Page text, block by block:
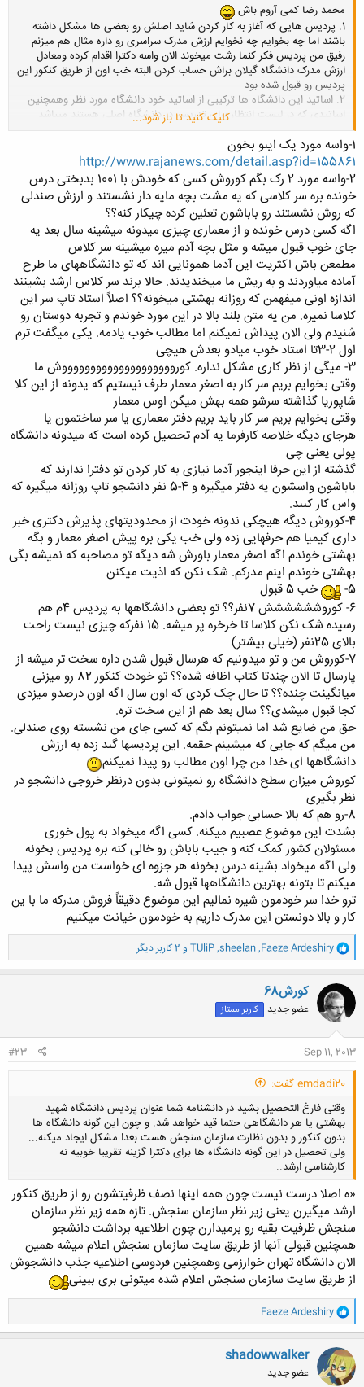
محمد رضا کمی آروم باش
1. پردیس هایی که آغاز به کار کردن شاید اصلش رو بعضی ها مشکل داشته
باشند اما چه بخوایم چه نخوایم ارزش مدرک سراسری رو داره مثال هم میزنم
رفیق من پردیس فکر کنما رشت میخوند الان واسه دکترا اقدام کرده ومعادل
ارزش مدرک دانشگاه گیلان براش حساب کردن البته خب اون از طریق کنکور این
پردیس رو قبول شده بود
2. اساتید این دانشگاه ها ترکیبی از اساتید خود دانشگاه مورد نظر وهمچنین
اساتیدی که در لیست انتظار برای تدریس در دانشگاه اصلی هستند میباشد
یعنی حتی این اساتید هم ارزش بالایی دارند که تو لیست انتظار دانشگاه
هستند
3. ارزش این پردیس ها از آزاد از پیام نور از غیر انتفاعی بالاتره اما خب تو
جامعه ما کمی از روزانه وشبانه به خاطر اسم پردیسش پایین تره اما از نظر
کاری اصلا مشکلی نداره
4. کی گفته واسه نظام مهندسی ودکترا به مشکل میخورند؟ بابا از هر جایی
مدرک بگیری واسه دکترا مهم نیست دکترا شما باید مقاله نویسی مسابقات بین
المللی وسابقه کاری خوبی داشته باشی تا تو مصاحبه نمره خوبی بیاری پس
ربطی به مدرکتون نداره. نظام مهندسی هم اصلا به مدرک نگاه نمیکنه میگه باید
امتحان بدین تمام
5. اگر بدون کنکور وارد این دانشگاه ها میشیند باید بدونید که باید در عرض 6
ماه مدرک زبان بگیریند معدل زیر 15 نباید بشه وکلی مطلب دیگه در صورت عدم
رعایت هریک از موارد فوق شما اخراجید
6.بدون کنکور که والا فکر کنم 15 نفر میگیره که با توجه به اینکه علنی میگن
سهمیه بسیج ورزمندگان وکارمندان دولتی نصف این 15 نف رهست پس میمونه
که بابا 7 نفرم سخته شدن آسون نیست
7. پاین اومدن ارزش مدارک سراسری ربطی به پردیس ها نداره نه اینکه بچهه
ای که میرند دانشگاه تهران محمد رضا خیلی باهوش بودند؟ ندیدی مگه
چجوری ایکسی وآزمون تئوری چقدر حق خوری شد وچقدر آدم با نامردی رفت
دانشگاه های خوب تهران حق من و توهم ضایع شد پس ارزش مدرک سراسری
رو دانشجو های درپیتی که دارند مرند پایین آرودن(البته منظورم با همشون
نیستا سو تفاهم نشه) پس چرا ما نامه اعتراضی نوشتیم واسه سنجش به خاطر
همین حق خوری ها بود دیگه
8. یه چیزم بگم محمدرضا حسابی من رو بزنی
متاسفانه اسم پردیس هم تو
مدرک ها نمیخوره این رو میگن تا صدای دانشجوهای سراسری روزانه وشبانه در
نیاد واسه همینم هست محل دانشگاه فرق میکنه
کلیک کنید تا باز شود...
1-واسه مورد یک اینو بخون
http://www.rajanews.com/detail.asp?id=155861
2-واسه مورد 2 رک بگم کوروش کسی که خودش با 1001 بدبختی درس
خونده بره سر کلاسی که یه مشت بچه مایه دار نشستند و ارزش صندلی
که روش نشستند رو باباشون تعئین کرده چیکار کنه؟؟
اگه کسی درس خونده و از معماری چیزی میدونه میشینه سال بعد یه
جای خوب قبول میشه و مثل بچه آدم میره میشینه سر کلاس
مطمعن باش اکثریت این آدما همونایی اند که تو دانشگاههای ما طرح
آماده میاوردند و به ریش ما میخندیدند. حالا برند سر کلاس ارشد بشینند
اندازه اونی میفهمن که روزانه بهشتی میخونه؟؟ اصلاً استاد تاپ سر این
کلاسا نمیره. من یه متن بلند بالا در این مورد خوندم و تجربه دوستان رو
شنیدم ولی الان پیداش نمیکنم اما مطالب خوب یادمه. یکی میگفت ترم
اول 2-3تا استاد خوب میادو بعدش هیچی
3- میگی از نظر کاری مشکل نداره. کورووووووووووووووووووووش ما
وقتی بخوایم بریم سر کار به اصغر معمار طرف نیستیم که یدونه از این کلا
شاپوریا گذاشته سرشو همه بهش میگن اوس معمار
وقتی بخوایم بریم سر کار باید بریم دفتر معماری یا سر ساختمون یا
هرجای دیگه خلاصه کارفرما یه آدم تحصیل کرده است که میدونه دانشگاه
پولی یعنی چی
گذشته از این حرفا اینجور آدما نیازی به کار کردن تو دفترا ندارند که
باباشون واسشون یه دفتر میگیره و 4-5 نفر دانشجو تاپ روزانه میگیره که
واس کار کنند.
4-کوروش دیگه هیچکی ندونه خودت از محدودیتهای پذیرش دکتری خبر
داری کیمیا هم حرفهایی زده ولی خب یکی بره پیش اصغر معمار و بگه
بهشتی خوندم اگه اصغر معمار باورش شه دیگه تو مصاحبه که نمیشه بگی
بهشتی خوندم اینم مدرکم. شک نکن که اذیت میکنن
5-
خب 5 قبول
6- کوروشششششش 7نفر؟؟ تو بعضی دانشگاهها به پردیس 4م هم
رسیده شک نکن کلاسا تا خرخره پر میشه. 15 نفرکه چیزی نیست راحت
بالای 25نفر (خیلی بیشتر)
7-کوروش من و تو میدونیم که هرسال قبول شدن داره سخت تر میشه از
پارسال تا الان چندتا کتاب اظافه شده؟؟ تو خودت کنکور 82 رو میزنی
میانگینت چنده؟؟ تا حال چک کردی که اون سال اگه اون درصدو میزدی
کجا قبول میشدی؟؟ سال بعد هم از این سخت تره.
حق من ضایع شد اما نمیتونم بگم که کسی جای من نشسته روی صندلی.
من میگم که جایی که میشینم حقمه. این پردیسها گند زده به ارزش
دانشگاهها ای خدا من چرا اون مطالب رو پیدا نمیکنم
کوروش میزان سطح دانشگاه رو نمیتونی بدون درنظر خروجی دانشجو در
نظر بگیری
8-رو هم که بالا حسابی جواب دادم.
بشدت این موضوع عصبیم میکنه. کسی اگه میخواد به پول خوری
مسئولان کشور کمک کنه و جیب باباش رو خالی کنه بره پردیس بخونه
ولی اگه میخواد بشینه درس بخونه هر جزوه ای خواست من واسش پیدا
میکنم تا بتونه بهترین دانشگاهها قبول شه.
ترو خدا سر خودمون شیره نمالیم این موضوع دقیقاً فروش مدرکه ما با ین
کار و بالا دونستن این مدرک داریم به خودمون خیانت میکنیم
و
ا
ک
ن
ش
ه
ا
Faeze Ardeshiry
,
sheelan
,
TUliP و 2 کاربر دیگر
کورش68
عضو جدید کاربر ممتاز
Sep 11, 2013
#23
emdadi20 گفت:
وقتی فارغ التحصیل بشید در دانشنامه شما عنوان پردیس دانشگاه شهید
بهشتی یا هر دانشگاهی حتما قید خواهد شد. و چون این گونه دانشگاه ها
بدون کنکور و بدون نظارت سازمان سنجش هست بعدا مشکل ایجاد میکنه...
ولی تحصیل در این گونه دانشگاه ها برای دکترا گزینه تقریبا خوبیه نه
کارشناسی ارشد..
کلیک کنید تا باز شود...
«ه اصلا درست نیست چون همه اینها نصف ظرفیتشون رو از طریق کنکور
ارشد میگیرن یعنی زیر نظر سازمان سنجش. تازه همه زیر نظر سازمان
سنجش ظرفیت بقیه رو برمیدارن چون اطلاعیه برداشت دانشجو
همچنین قبولی آنها از طریق سایت سازمان سنجش اعلام میشه همین
الان دانشگاه تهران خوارزمی وهمچنین فردوسی اطلاعیه جذب دانشجوش
از طریق سایت سازمان سنجش اعلام شده میتونی بری ببینی
و
ا
ک
ن
ش
ه
Faeze Ardeshiry
shadowwalker
عضو جدید